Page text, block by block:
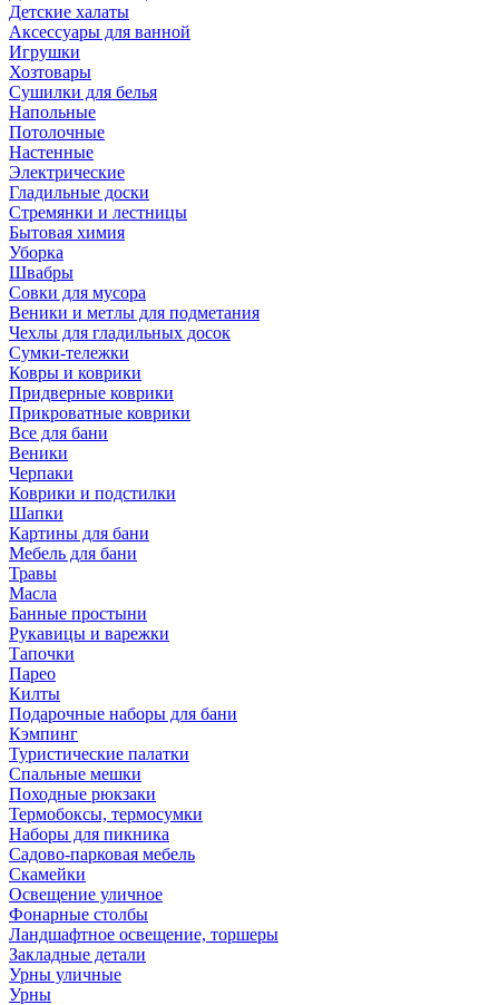
Детские халаты
Аксессуары для ванной
Игрушки
Хозтовары
Сушилки для белья
Напольные
Потолочные
Настенные
Электрические
Гладильные доски
Стремянки и лестницы
Бытовая химия
Уборка
Швабры
Совки для мусора
Веники и метлы для подметания
Чехлы для гладильных досок
Сумки-тележки
Ковры и коврики
Придверные коврики
Прикроватные коврики
Все для бани
Веники
Черпаки
Коврики и подстилки
Шапки
Картины для бани
Мебель для бани
Травы
Масла
Банные простыни
Рукавицы и варежки
Тапочки
Парео
Килты
Подарочные наборы для бани
Кэмпинг
Туристические палатки
Спальные мешки
Походные рюкзаки
Термобоксы, термосумки
Наборы для пикника
Садово-парковая мебель
Скамейки
Освещение уличное
Фонарные столбы
Ландшафтное освещение, торшеры
Закладные детали
Урны уличные
Урны